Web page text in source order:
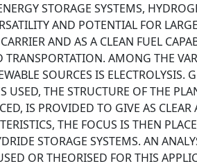
STORAGE SYSTEMS,
AND POTENTIAL FOR
AND AS A CLEAN FUEL
TRANSPORTATION. AMONG THE
SOURCES IS
USED, THE STRUCTURE OF THE
IS PROVIDED TO GIVE AS
THE FOCUS IS THEN
STORAGE SYSTEMS. AN
OR THEORISED FOR THIS